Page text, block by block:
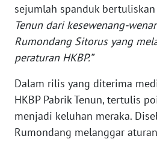
sejumlah spanduk bertuliskan
Tenun dari kesewenang-
Rumondang Sitorus yang
peraturan HKBP.”
Dalam rilis yang diterima
HKBP Pabrik Tenun, tertulis
menjadi keluhan meraka.
Rumondang melanggar
JABAR
WN
BANTEN
NTT
WN